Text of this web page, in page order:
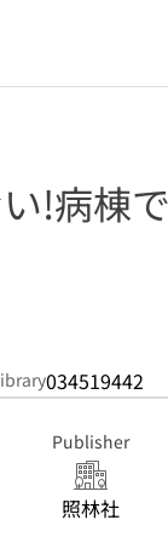
!病棟
034519442
Publisher
照林社